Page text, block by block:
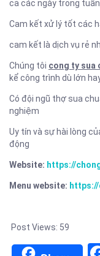
cả các ngày trong
Cam kết xử lý tốt các
cam kết là dịch vụ rẻ
Chúng tôi cong ty sua
kể công trình dù lớn
Có đội ngũ thợ sua
nghiệm
Uy tín và sự hài lòng
động
Website: https://
Menu website:
Post Views: 59